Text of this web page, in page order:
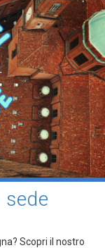
Scopri il nostro